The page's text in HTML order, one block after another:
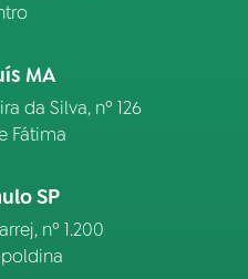
MA
da Silva, nº 126
Fátima
SP
nº 1.200